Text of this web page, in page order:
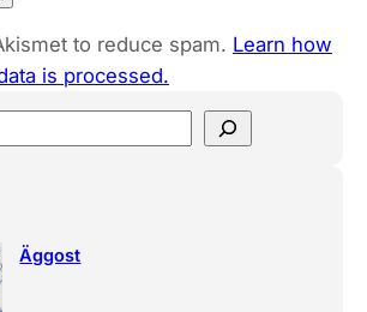
to reduce spam. Learn how
is processed.
Äggost